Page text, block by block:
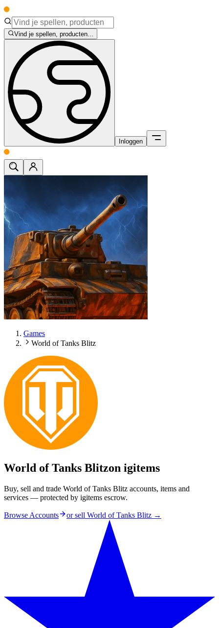
Vind je spellen, producten...
Inloggen
Games
World of Tanks Blitz
World of Tanks Blitzon igitems
Buy, sell and trade World of Tanks Blitz accounts, items and
services — protected by igitems escrow.
Browse Accounts or sell World of Tanks Blitz →